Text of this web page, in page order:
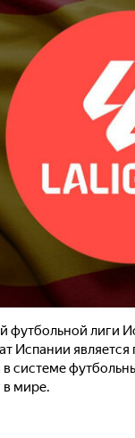
футбольной лиги
Испании
системе
в мире.